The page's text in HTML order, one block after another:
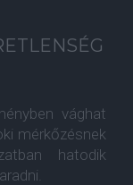
vághat
mérkőzésnek
hatodik